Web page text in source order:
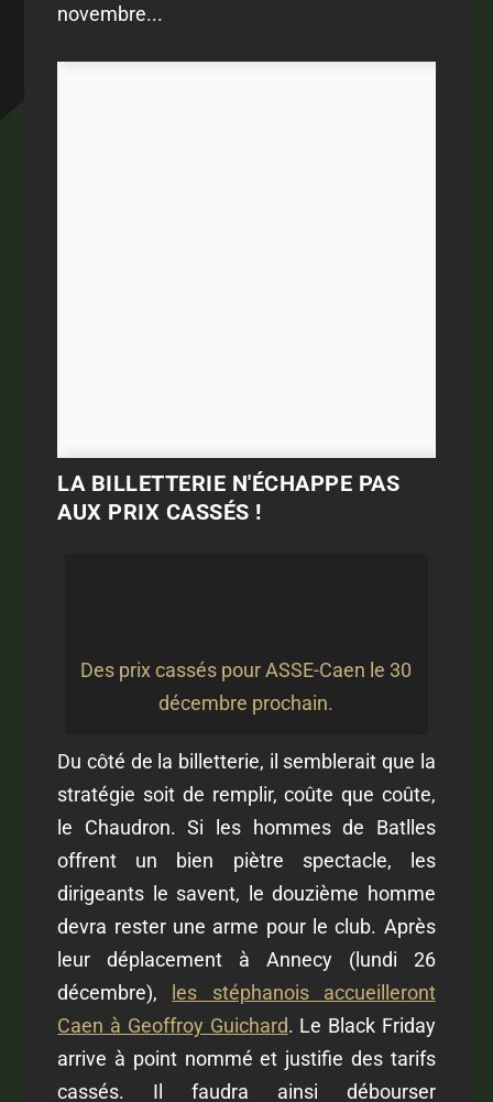
novembre...
LA BILLETTERIE N'ÉCHAPPE PAS
AUX PRIX CASSÉS !
Des prix cassés pour ASSE-Caen le 30
décembre prochain.
Du côté de la billetterie, il semblerait que la
stratégie soit de remplir, coûte que coûte,
le Chaudron. Si les hommes de Batlles
offrent un bien piètre spectacle, les
dirigeants le savent, le douzième homme
devra rester une arme pour le club. Après
leur déplacement à Annecy (lundi 26
décembre),
les stéphanois accueilleront
Caen à Geoffroy Guichard. Le Black Friday
arrive à point nommé et justifie des tarifs
cassés. Il faudra ainsi débourser